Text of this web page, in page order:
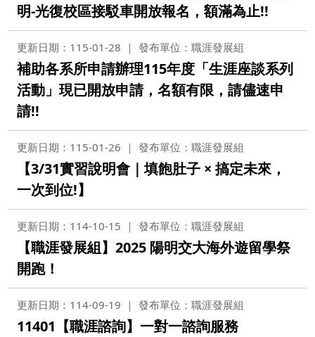
明-光復校區接駁車開放報名，額滿為止!!
更新日期：115-01-28 發布單位：職涯發展組
補助各系所申請辦理115年度「生涯座談系列
活動」現已開放申請，名額有限，請儘速申
請!!
更新日期：115-01-26 發布單位：職涯發展組
【3/31實習說明會｜填飽肚子 × 搞定未來，
一次到位!】
更新日期：114-10-15 發布單位：職涯發展組
【職涯發展組】2025 陽明交大海外遊留學祭
開跑！
更新日期：114-09-19 發布單位：職涯發展組
11401【職涯諮詢】一對一諮詢服務